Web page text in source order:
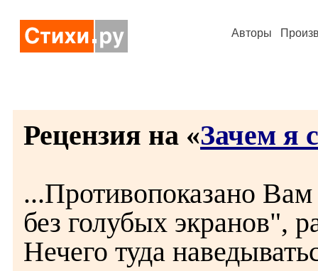
Авторы
Рецензия на «Зачем я
...Противопоказано Вам
без голубых экранов",
Нечего туда